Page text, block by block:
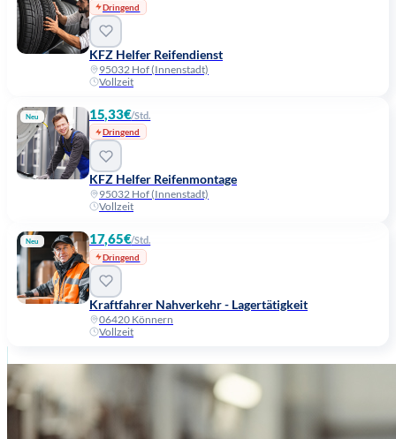
Dringend
KFZ Helfer Reifendienst
95032 Hof (Innenstadt)
Vollzeit
Neu 15,33€/Std.
Dringend
KFZ Helfer Reifenmontage
95032 Hof (Innenstadt)
Vollzeit
Neu 17,65€/Std.
Dringend
Kraftfahrer Nahverkehr - Lagertätigkeit
06420 Könnern
Vollzeit